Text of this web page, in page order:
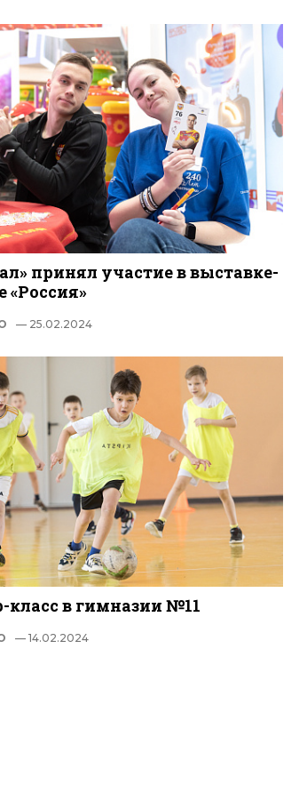
принял участие в выставке-
«Россия»
— 25.02.2024
класс в гимназии №11
— 14.02.2024